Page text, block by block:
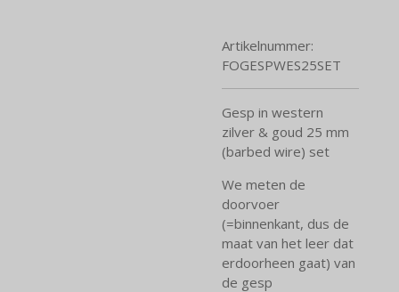
Artikelnummer:
FOGESPWES25SET
Gesp in western
zilver & goud 25 mm
(barbed wire) set
We meten de
doorvoer
(=binnenkant, dus de
maat van het leer dat
erdoorheen gaat) van
de gesp